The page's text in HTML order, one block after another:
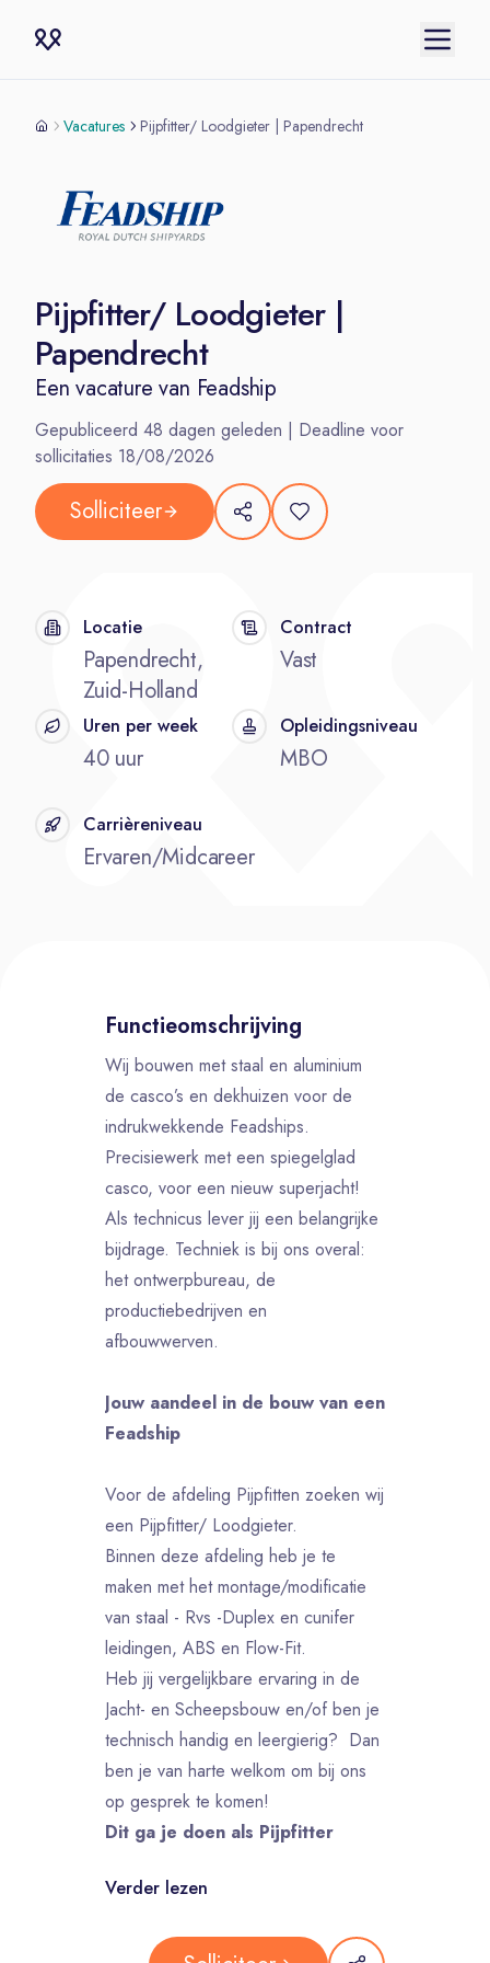
Vacatures Pijpfitter/ Loodgieter | Papendrecht
Pijpfitter/ Loodgieter |
Papendrecht
Een vacature van Feadship
Gepubliceerd 48 dagen geleden | Deadline voor
sollicitaties 18/08/2026
Solliciteer
Locatie
Papendrecht,
Zuid-Holland
Contract
Vast
Uren per week
40 uur
Opleidingsniveau
MBO
Carrièreniveau
Ervaren/Midcareer
Functieomschrijving
Wij bouwen met staal en aluminium
de casco’s en dekhuizen voor de
indrukwekkende Feadships.
Precisiewerk met een spiegelglad
casco, voor een nieuw superjacht!
Als technicus lever jij een belangrijke
bijdrage. Techniek is bij ons overal:
het ontwerpbureau, de
productiebedrijven en
afbouwwerven.
Jouw aandeel in de bouw van een
Feadship
Voor de afdeling Pijpfitten zoeken wij
een Pijpfitter/ Loodgieter.
Binnen deze afdeling heb je te
maken met het montage/modificatie
van staal - Rvs -Duplex en cunifer
leidingen, ABS en Flow-Fit.
Heb jij vergelijkbare ervaring in de
Jacht- en Scheepsbouw en/of ben je
technisch handig en leergierig? Dan
ben je van harte welkom om bij ons
op gesprek te komen!
Dit ga je doen als Pijpfitter
Dit ga je doen als Pijpfitter:
tekeningen / isometric's ;
Verder lezen